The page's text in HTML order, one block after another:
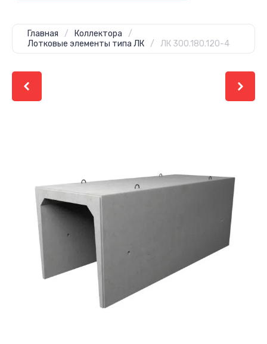
Главная / Коллектора
/
Лотковые элементы типа ЛК
/ ЛК 300.180.120-4